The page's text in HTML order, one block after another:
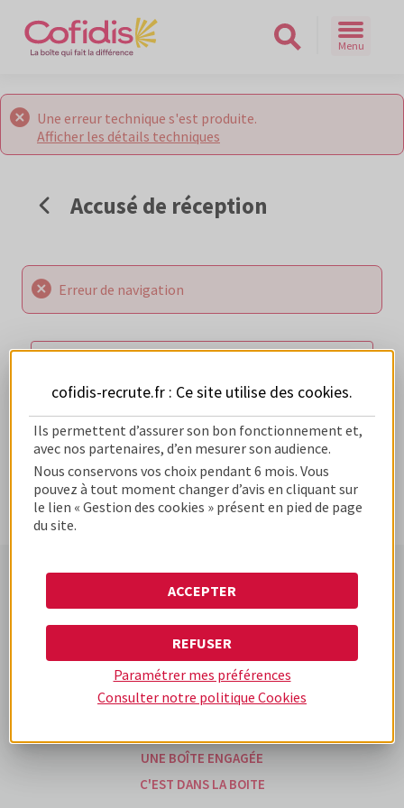
Menu
Une erreur technique s'est produite.
Afficher les détails techniques
Accusé de réception
Erreur de navigation
solutions.fr
UNE BOÎTE DIFFÉRENTE
UNE BOÎTE D'EXPÉRIENCES
UNE BOÎTE ENGAGÉE
C'EST DANS LA BOITE
cofidis-recrute.fr : Ce site utilise des cookies.
Ils permettent d’assurer son bon fonctionnement et,
avec nos partenaires, d’en mesurer son audience.
Nous conservons vos choix pendant 6 mois. Vous
pouvez à tout moment changer d’avis en cliquant sur
le lien « Gestion des cookies » présent en pied de page
du site.
ACCEPTER
REFUSER
Paramétrer mes préférences
Consulter notre politique Cookies